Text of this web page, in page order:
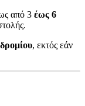
από 3 έως 6
, εκτός εάν